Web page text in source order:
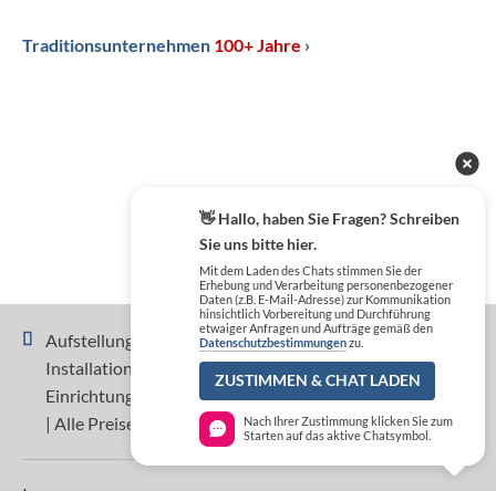
Traditionsunternehmen 100+ Jahre ›
Aufstellung, Inbetriebnahme, Einweisung und
Installation sind nicht im Preis der Geräte und
Einrichtungen enthalten und separat zu beauftragen.
| Alle Preise zzgl. MwSt.
👋 Hallo, haben Sie Fragen? Schreiben
Sie uns bitte hier.
Mit dem Laden des Chats stimmen Sie der
Erhebung und Verarbeitung personenbezogener
Daten (z.B. E-Mail-Adresse) zur Kommunikation
hinsichtlich Vorbereitung und Durchführung
etwaiger Anfragen und Aufträge gemäß den
Datenschutzbestimmungenzu.
ZUSTIMMEN & CHAT LADEN
Nach Ihrer Zustimmung klicken Sie zum
Starten auf das aktive Chatsymbol.